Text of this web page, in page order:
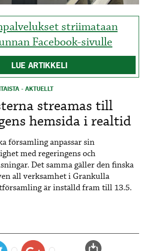
striimataan
Facebook-sivulle
LUE ARTIKKELI
- AKTUELLT
streamas till
hemsida i realtid
församling anpassar sin
med regeringens och
Det samma gäller den finska
all verksamhet i Grankulla
är inställd fram till 13.5.